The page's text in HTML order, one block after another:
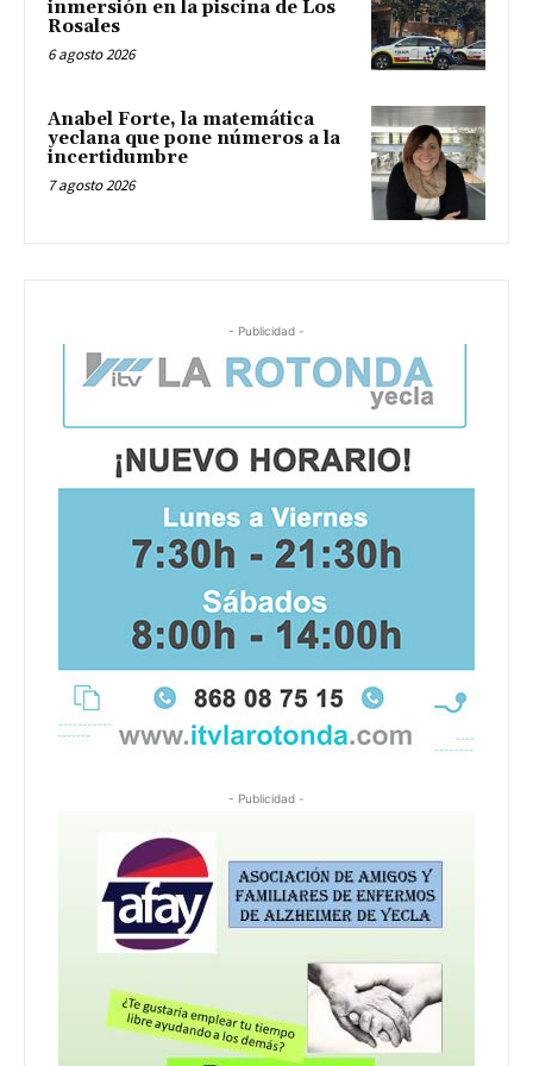
inmersión en la piscina de Los
Rosales
6 agosto 2026
Anabel Forte, la matemática
yeclana que pone números a la
incertidumbre
7 agosto 2026
- Publicidad -
- Publicidad -